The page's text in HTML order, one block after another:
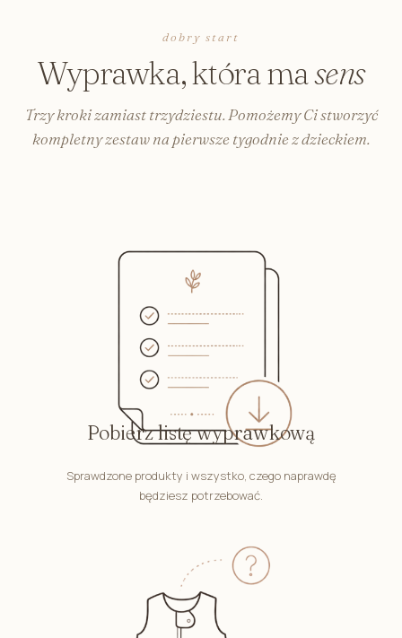
dobry start
Wyprawka, która masens
Trzy kroki zamiast trzydziestu. Pomożemy Ci stworzyć
kompletny zestaw na pierwsze tygodnie z dzieckiem.
Pobierz listę wyprawkową
Sprawdzone produkty i wszystko, czego naprawdę
będziesz potrzebować.